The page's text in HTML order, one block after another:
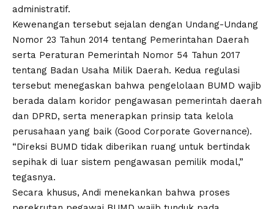
administratif.
Kewenangan tersebut sejalan dengan Undang-Undang
Nomor 23 Tahun 2014 tentang Pemerintahan Daerah
serta Peraturan Pemerintah Nomor 54 Tahun 2017
tentang Badan Usaha Milik Daerah. Kedua regulasi
tersebut menegaskan bahwa pengelolaan BUMD wajib
berada dalam koridor pengawasan pemerintah daerah
dan DPRD, serta menerapkan prinsip tata kelola
perusahaan yang baik (Good Corporate Governance).
“Direksi BUMD tidak diberikan ruang untuk bertindak
sepihak di luar sistem pengawasan pemilik modal,”
tegasnya.
Secara khusus, Andi menekankan bahwa proses